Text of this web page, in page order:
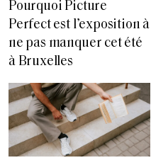
Pourquoi Picture
Perfect est l’exposition à
ne pas manquer cet été
à Bruxelles